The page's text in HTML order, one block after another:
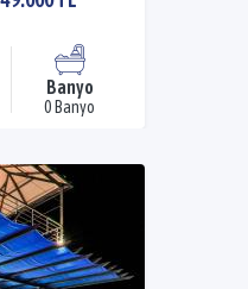
Banyo
0 Banyo